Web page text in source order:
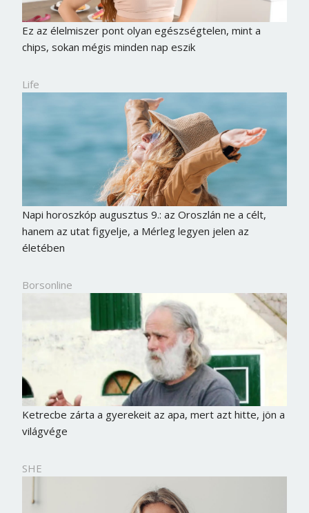
Ez az élelmiszer pont olyan egészségtelen, mint a
chips, sokan mégis minden nap eszik
Life
Napi horoszkóp augusztus 9.: az Oroszlán ne a célt,
hanem az utat figyelje, a Mérleg legyen jelen az
életében
Borsonline
Ketrecbe zárta a gyerekeit az apa, mert azt hitte, jön a
világvége
SHE